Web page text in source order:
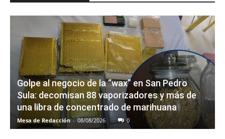
Golpe al negocio de la “wax” en San Pedro
Sula: decomisan 88 vaporizadores y más de
una libra de concentrado de marihuana
Mesa de Redacción - 08/08/2026 0